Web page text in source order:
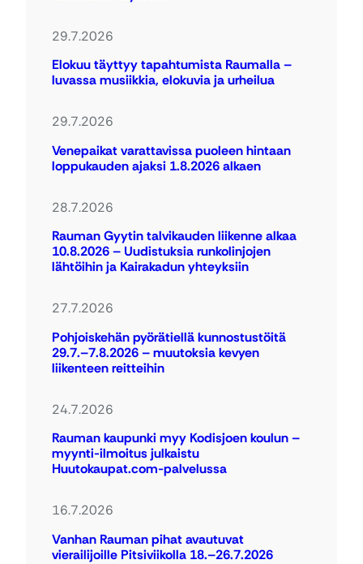
29.7.2026
Elokuu täyttyy tapahtumista Raumalla –
luvassa musiikkia, elokuvia ja urheilua
29.7.2026
Venepaikat varattavissa puoleen hintaan
loppukauden ajaksi 1.8.2026 alkaen
28.7.2026
Rauman Gyytin talvikauden liikenne alkaa
10.8.2026 – Uudistuksia runkolinjojen
lähtöihin ja Kairakadun yhteyksiin
27.7.2026
Pohjoiskehän pyörätiellä kunnostustöitä
29.7.–7.8.2026 – muutoksia kevyen
liikenteen reitteihin
24.7.2026
Rauman kaupunki myy Kodisjoen koulun –
myynti-ilmoitus julkaistu
Huutokaupat.com-palvelussa
16.7.2026
Vanhan Rauman pihat avautuvat
vierailijoille Pitsiviikolla 18.–26.7.2026